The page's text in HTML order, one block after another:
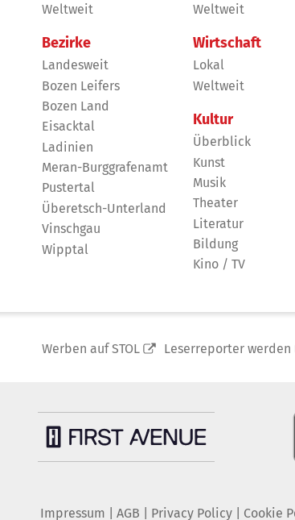
Weltweit
Bezirke
Landesweit
Bozen Leifers
Bozen Land
Eisacktal
Ladinien
Meran-Burggrafenamt
Pustertal
Überetsch-Unterland
Vinschgau
Wipptal
Weltweit
Wirtschaft
Lokal
Weltweit
Kultur
Überblick
Kunst
Musik
Theater
Literatur
Bildung
Kino / TV
Werben auf STOL Leserreporter werden
Impressum AGB Privacy Policy| Cookie